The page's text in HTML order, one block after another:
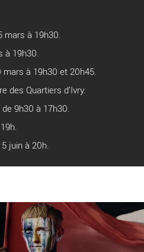
mars à 19h30.
à 19h30.
à 19h30 et 20h45.
des Quartiers d’Ivry.
9h30 à 17h30.
juin à 20h.